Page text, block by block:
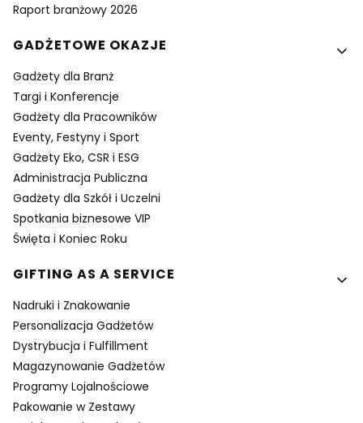
Raport branżowy 2026
GADŻETOWE OKAZJE
Gadżety dla Branż
Targi i Konferencje
Gadżety dla Pracowników
Eventy, Festyny i Sport
Gadżety Eko, CSR i ESG
Administracja Publiczna
Gadżety dla Szkół i Uczelni
Spotkania biznesowe VIP
Święta i Koniec Roku
GIFTING AS A SERVICE
Nadruki i Znakowanie
Personalizacja Gadżetów
Dystrybucja i Fulfillment
Magazynowanie Gadżetów
Programy Lojalnościowe
Pakowanie w Zestawy